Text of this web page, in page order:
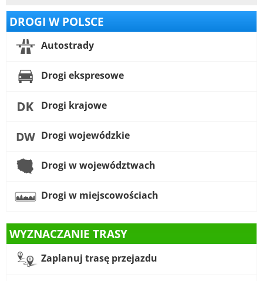
DROGI W POLSCE
Autostrady
Drogi ekspresowe
Drogi krajowe
Drogi wojewódzkie
Drogi w województwach
Drogi w miejscowościach
WYZNACZANIE TRASY
Zaplanuj trasę przejazdu